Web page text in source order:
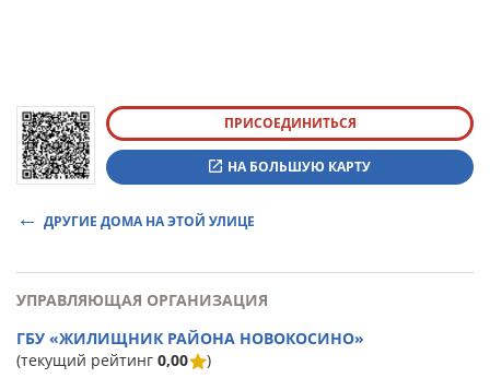
ПРИСОЕДИНИТЬСЯ
НА БОЛЬШУЮ КАРТУ
ДРУГИЕ ДОМА НА ЭТОЙ УЛИЦЕ
УПРАВЛЯЮЩАЯ ОРГАНИЗАЦИЯ
ГБУ «ЖИЛИЩНИК РАЙОНА НОВОКОСИНО»
(текущий рейтинг 0,00
)